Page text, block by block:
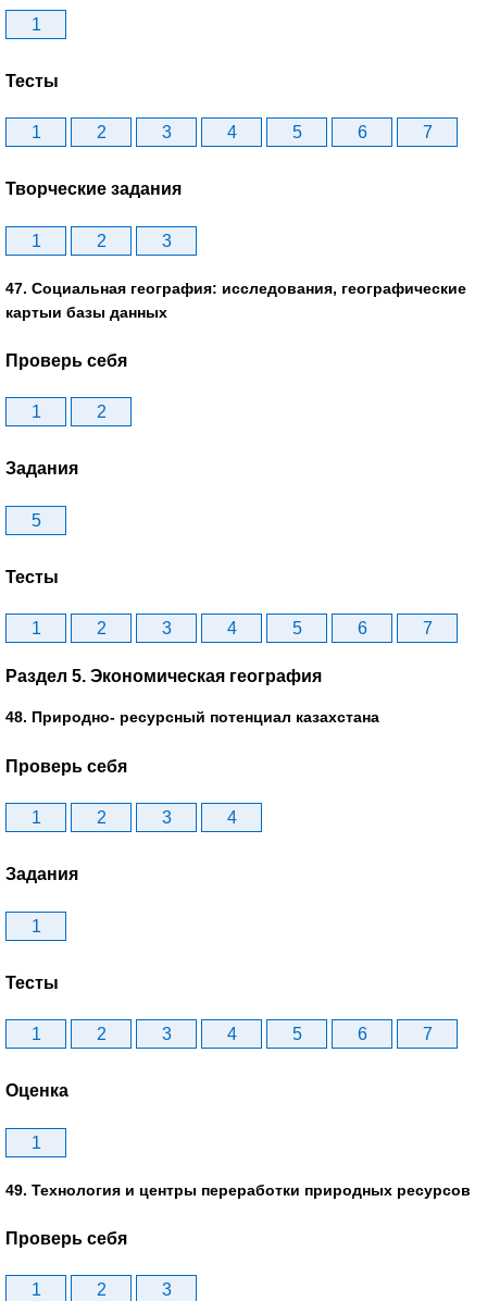
1
Тесты
1 2 3 4 5 6 7
Творческие задания
1 2 3
47. Социальная география: исследования, географические
картыи базы данных
Проверь себя
1 2
Задания
5
Тесты
1 2 3 4 5 6 7
Раздел 5. Экономическая география
48. Природно- ресурсный потенциал казахстана
Проверь себя
1 2 3 4
Задания
1
Тесты
1 2 3 4 5 6 7
Оценка
1
49. Технология и центры переработки природных ресурсов
Проверь себя
1 2 3